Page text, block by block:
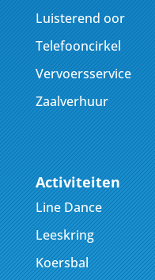
Luisterend oor
Telefooncirkel
Vervoersservice
Zaalverhuur
Activiteiten
Line Dance
Leeskring
Koersbal